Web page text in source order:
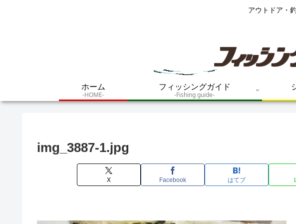
アウトドア・
ホーム
-HOME-
フィッシングガイド
-Fishing guide-
img_3887-1.jpg
X Facebook はてブ